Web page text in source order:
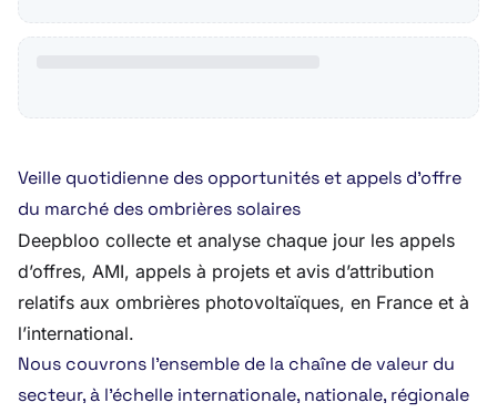
Veille quotidienne des opportunités et appels d’offre
du marché des ombrières solaires
Deepbloo collecte et analyse chaque jour les appels
d’offres, AMI, appels à projets et avis d’attribution
relatifs aux ombrières photovoltaïques, en France et à
l’international.
Nous couvrons l’ensemble de la chaîne de valeur du
secteur, à l’échelle internationale, nationale, régionale